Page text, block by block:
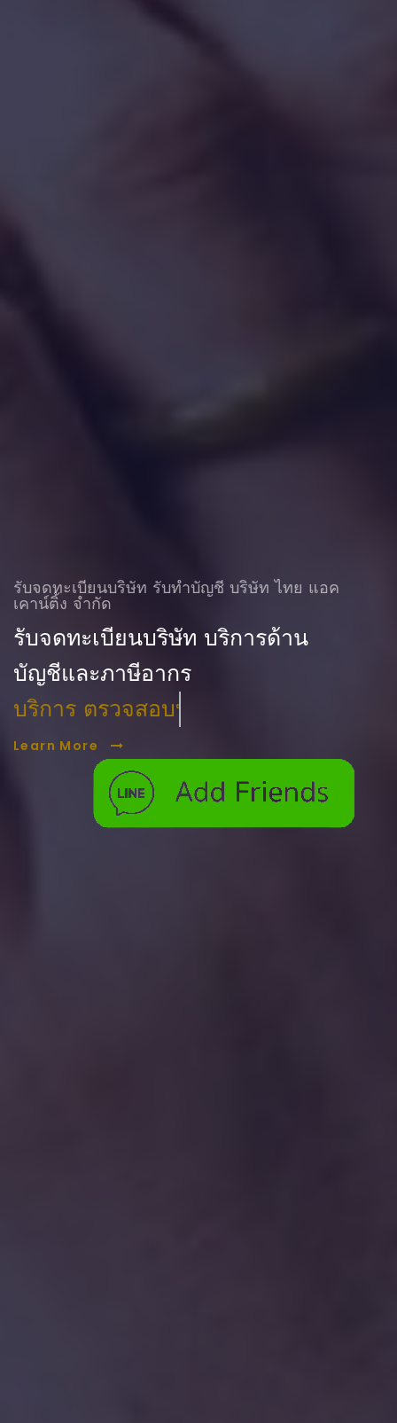
รับจดทะเบียนบริษัท รับทําบัญชี บริษัท ไทย แอค
เคาน์ติ้ง จำกัด
รับจดทะเบียนบริษัท บริการด้าน
บัญชีและภาษีอากร
บริการ ตรวจสอบบัญชี
Learn More